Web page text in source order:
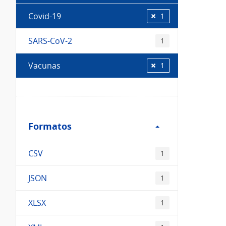
Covid-19 1
SARS-CoV-2 1
Vacunas 1
Formatos
Formatos
CSV 1
JSON 1
XLSX 1